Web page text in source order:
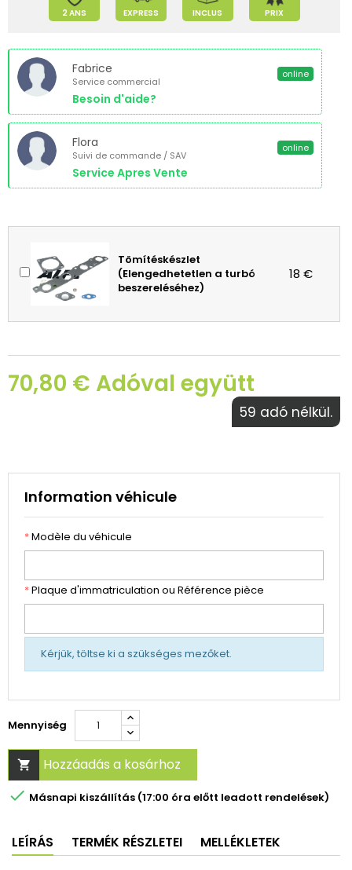
2 ANS EXPRESS INCLUS PRIX
Fabrice
Service commercial
Besoin d'aide?
online
Flora
Suivi de commande / SAV
Service Apres Vente
online
Tömítéskészlet
(Elengedhetetlen a turbó
beszereléséhez)
18 €
70,80 € Adóval együtt
59 adó nélkül.
Information véhicule
*Modèle du véhicule
*Plaque d'immatriculation ou Référence pièce
Kérjük, töltse ki a szükséges mezőket.
Mennyiség
 Hozzáadás a kosárhoz
 Másnapi kiszállítás (17:00 óra előtt leadott rendelések)
LEÍRÁS TERMÉK RÉSZLETEI MELLÉKLETEK